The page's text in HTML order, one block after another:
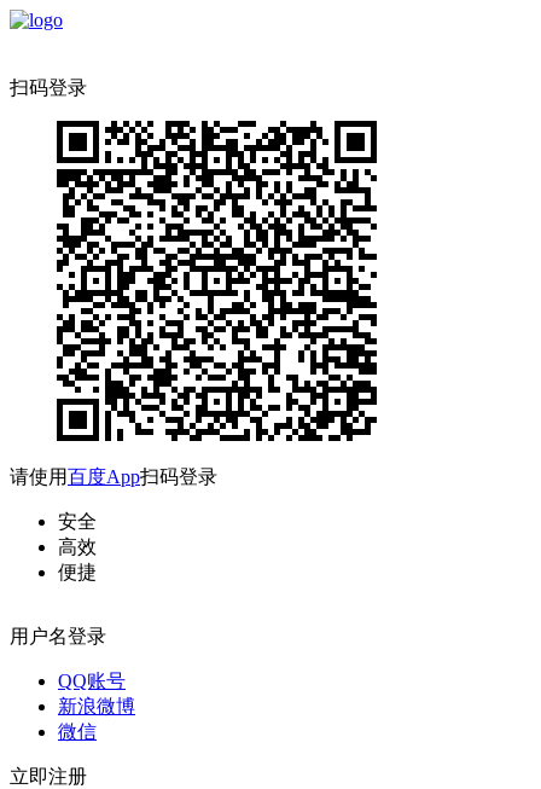
扫码登录
请使用百度App扫码登录
安全
高效
便捷
用户名登录
QQ账号
新浪微博
微信
立即注册